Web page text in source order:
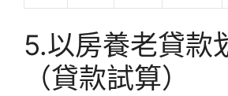
5.以房養老貸款
（貸款試算）